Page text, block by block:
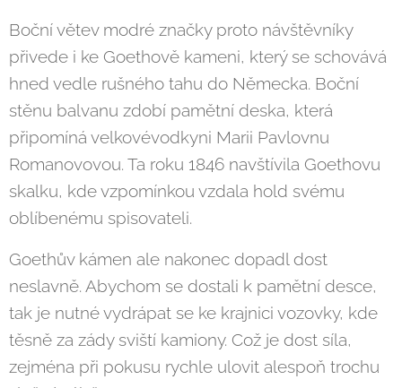
Boční větev modré značky proto návštěvníky
přivede i ke Goethově kameni, který se schovává
hned vedle rušného tahu do Německa. Boční
stěnu balvanu zdobí pamětní deska, která
připomíná velkovévodkyni Marii Pavlovnu
Romanovovou. Ta roku 1846 navštívila Goethovu
skalku, kde vzpomínkou vzdala hold svému
oblíbenému spisovateli.
Goethův kámen ale nakonec dopadl dost
neslavně. Abychom se dostali k pamětní desce,
tak je nutné vydrápat se ke krajnici vozovky, kde
těsně za zády sviští kamiony. Což je dost síla,
zejména při pokusu rychle ulovit alespoň trochu